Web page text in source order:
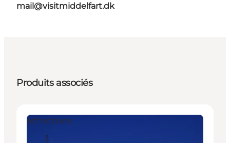
mail@visitmiddelfart.dk
Produits associés
Attractions